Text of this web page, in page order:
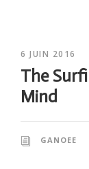
6 JUIN 2016
The
Mind
GANOEE